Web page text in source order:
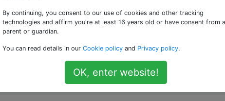
über capistrano aus einem Git-Repository. Zuerst
hat gut funktioniert. Aber dann habe ich mein Repository
ich
By continuing, you consent to our use of cookies and other tracking
technologies and affirm you're at least 16 years old or have consent from a
parent or guardian.
You can read details in our Cookie policy and Privacy policy.
OK, enter website!